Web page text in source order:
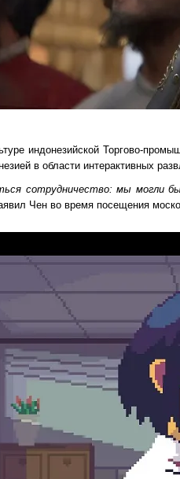
индонезийской Торгово-
в области интерактивных
сотрудничество: мы могли
Чен во время посещения